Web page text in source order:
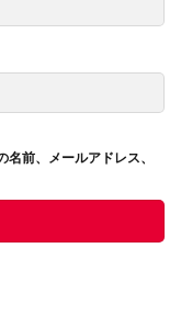
前、メールアドレス、